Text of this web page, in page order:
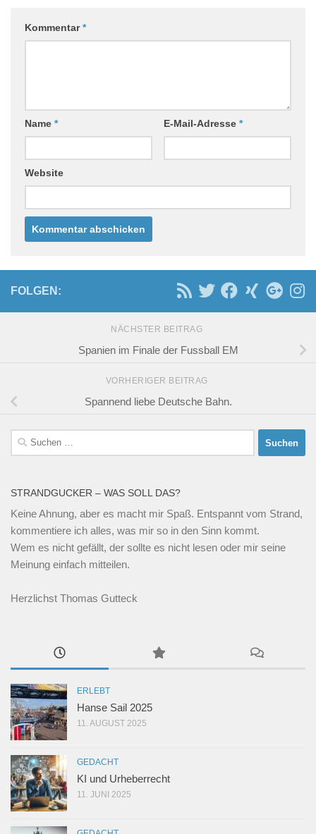
Kommentar*
Name * E-Mail-Adresse *
Website
FOLGEN:
NÄCHSTER BEITRAG
Spanien im Finale der Fussball EM
VORHERIGER BEITRAG
Spannend liebe Deutsche Bahn.
Suchen
nach:
STRANDGUCKER – WAS SOLL DAS?
Keine Ahnung, aber es macht mir Spaß. Entspannt vom Strand,
kommentiere ich alles, was mir so in den Sinn kommt.
Wem es nicht gefällt, der sollte es nicht lesen oder mir seine
Meinung einfach mitteilen.
Herzlichst Thomas Gutteck
ERLEBT
Hanse Sail 2025
11. AUGUST 2025
GEDACHT
KI und Urheberrecht
11. JUNI 2025